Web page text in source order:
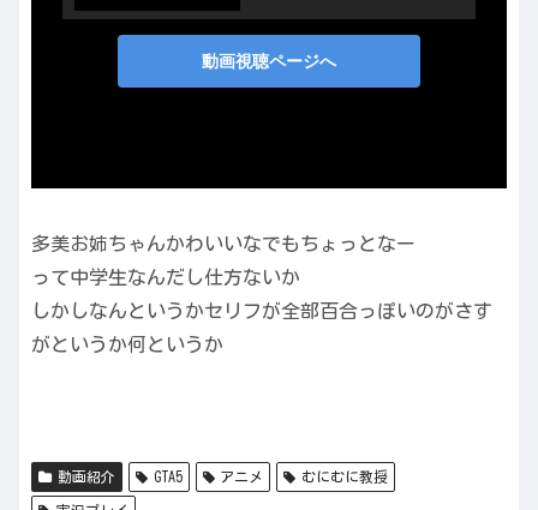
多美お姉ちゃんかわいいなでもちょっとなー
って中学生なんだし仕方ないか
しかしなんというかセリフが全部百合っぽいのがさす
がというか何というか
動画紹介 GTA5 アニメ むにむに教授